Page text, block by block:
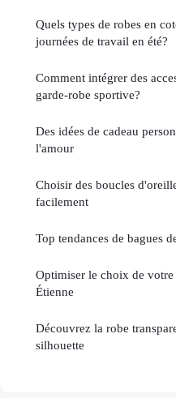
Quels types de robes en
journées de travail en été?
Comment intégrer des
garde-robe sportive?
Des idées de cadeau
l'amour
Choisir des boucles
facilement
Top tendances de bagues
Optimiser le choix de
Étienne
Découvrez la robe
silhouette